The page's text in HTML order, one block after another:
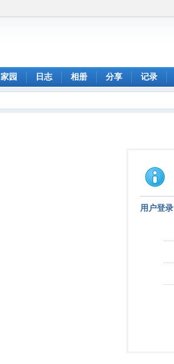
家园 日志 相册 分享 记录
用户登录